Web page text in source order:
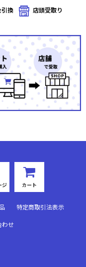
引換 店頭受取り
ジ カート
特定商取引法表示
わせ